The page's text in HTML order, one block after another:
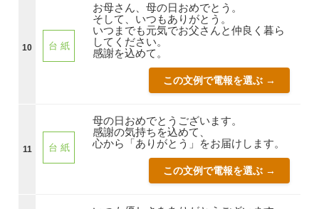
10 台 紙
お母さん、母の日おめでとう。
そして、いつもありがとう。
いつまでも元気でお父さんと仲良く暮ら
してください。
感謝を込めて。
この文例で電報を選ぶ →
11 台 紙
母の日おめでとうございます。
感謝の気持ちを込めて、
心から「ありがとう」をお届けします。
この文例で電報を選ぶ →